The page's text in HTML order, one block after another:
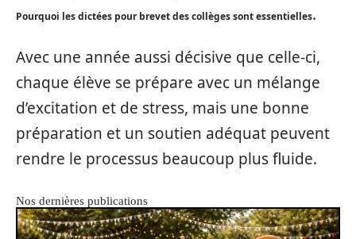
Pourquoi les dictées pour brevet des collèges sont essentielles.
Avec une année aussi décisive que celle-ci,
chaque élève se prépare avec un mélange
d’excitation et de stress, mais une bonne
préparation et un soutien adéquat peuvent
rendre le processus beaucoup plus fluide.
Nos dernières publications